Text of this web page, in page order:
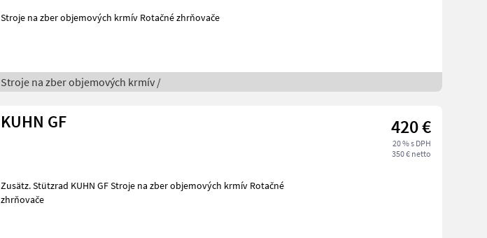
Stroje na zber objemových krmív Rotačné zhrňovače
Stroje na zber objemových krmív /
KUHN GF 420 €
20 % s DPH
350 € netto
Zusätz. Stützrad KUHN GF Stroje na zber objemových krmív Rotačné
zhrňovače